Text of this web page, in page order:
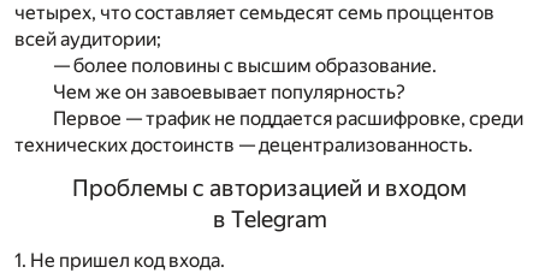
четырех, что составляет семьдесят семь проццентов
всей аудитории;
— более половины с высшим образование.
Чем же он завоевывает популярность?
Первое — трафик не поддается расшифровке, среди
технических достоинств — децентрализованность.
Проблемы с авторизацией и входом
в Telegram
1. Не пришел код входа.